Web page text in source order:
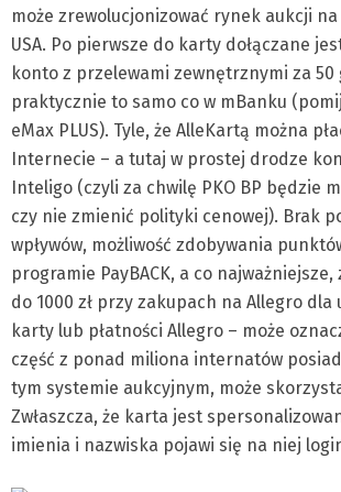
może zrewolucjonizować rynek aukcji na
USA. Po pierwsze do karty dołączane
konto z przelewami zewnętrznymi za 50
praktycznie to samo co w mBanku
eMax PLUS). Tyle, że AlleKartą można
Internecie – a tutaj w prostej drodze
Inteligo (czyli za chwilę PKO BP będzie
czy nie zmienić polityki cenowej). Brak
wpływów, możliwość zdobywania
programie PayBACK, a co
do 1000 zł przy zakupach na Allegro dla
karty lub płatności Allegro – może
część z ponad miliona internatów
tym systemie aukcyjnym, może
Zwłaszcza, że karta jest
imienia i nazwiska pojawi się na niej